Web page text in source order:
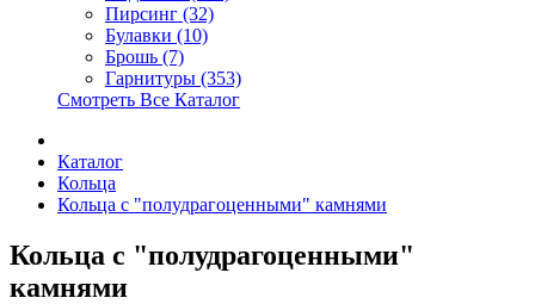
Пирсинг (32)
Булавки (10)
Брошь (7)
Гарнитуры (353)
Смотреть Все Каталог
Каталог
Кольца
Кольца с "полудрагоценными" камнями
Кольца с "полудрагоценными"
камнями